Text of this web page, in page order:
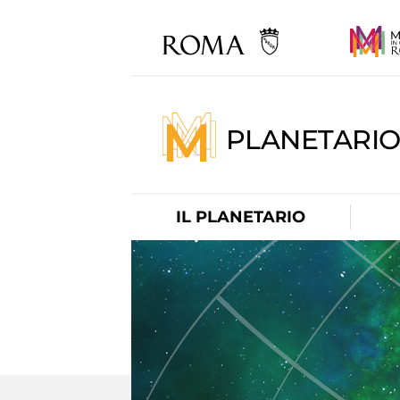
PLANETARIO
IL PLANETARIO